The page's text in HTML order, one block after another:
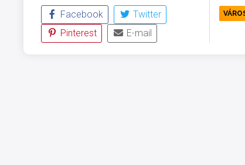
Facebook
Twitter
Pinterest
E-mail